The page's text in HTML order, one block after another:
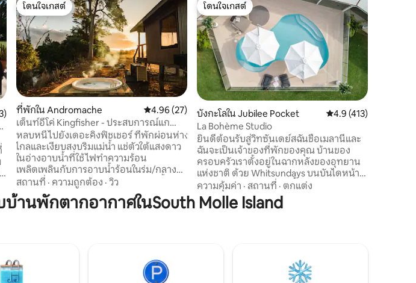
ย 5.0 จาก 5, 263 รีวิว
โดนใจเกสต์
โดนใจเกสต์
ที่พักใน Andromache คะแนนเฉลี่ย 4.96 จาก 5, 27 รีวิว
4.96 (27)
เต็นท์อีโค่ Kingfisher - ประสบการณ์แก
ลมป์ปิง
หลบหนีไปยังเดอะคิงฟิชเชอร์ ที่พักผ่อนห่าง
ไกลและเงียบสงบริมแม่น้ำ แช่ตัวใต้แสงดาว
ในอ่างอาบน้ำที่ใช้ไฟทำความร้อน
เพลิดเพลินกับการอาบน้ำร้อนในร่ม/กลาง
แจ้งพร้อมวิวสวยงาม สำรวจระบบแม่น้ำผ่าน
ทางเข้าส่วนตัวของคุณเอง หรือผ่อนคลายที่
หลุมไฟส่วนตัวของคุณ ที่พักที่เป็นมิตรกับสิ่ง
ซ่อนอยู่ห่างจากโพรเซอร์ไพน์เพียง 20 นาที
และห่างจากแอร์ลีบีช 45 นาที
สถานที่ · ความถูกต้อง · วิว
โดนใจเกสต์
โดนใจเกสต์
บังกะโลใน Jubilee Pocket คะแนนเฉลี่ย 4.9 จาก
4.9 (413)
La Bohème Studio
ยินดีต้อนรับสู่วิทซันเดย์สฉันชื่อเมลานีและ
ฉันจะเป็นเจ้าของที่พักของคุณ บ้านของ
ครอบครัวเราตั้งอยู่ในฉากหลังของอุทยาน
แห่งชาติ ด้วย Whitsundays บนบันไดหน้า
บ้านของเราคุณเป็นทริปสั้นๆแบบไปเช้าเย็น
กลับไปยังหมู่เกาะเกรทแบริเออร์รีฟและหาด
ไวท์ฮาเวน The Whitsundays มีความหลาก
วันหยุดที่นี่ตั้งแต่บุชเดินไปจนถึงทริปดำน้ำ
ความคุ้มค่า · สถานที่ · ตกแต่ง
นพักตากอากาศในSouth Molle Island